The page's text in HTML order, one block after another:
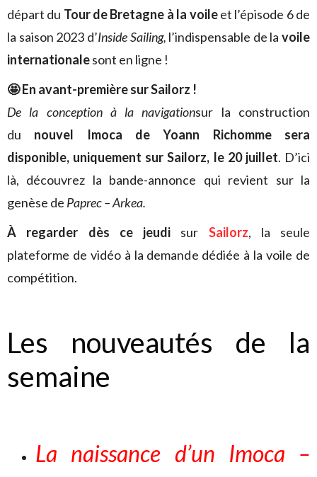
départ du Tour de Bretagne à la voileet l’épisode 6 de
la saison 2023 d’Inside Sailing, l’indispensable de la voile
internationalesont en ligne !
🤩 En avant-première sur Sailorz !
De la conception à la navigationsur la construction
du nouvel Imoca de Yoann Richomme sera
disponible, uniquement sur Sailorz, le 20 juillet. D’ici
là, découvrez la bande-annonce qui revient sur la
genèse de Paprec – Arkea.
À regarder dès ce jeudi sur Sailorz, la seule
plateforme de vidéo à la demande dédiée à la voile de
compétition.
Les nouveautés de la
semaine
La naissance d’un Imoca –